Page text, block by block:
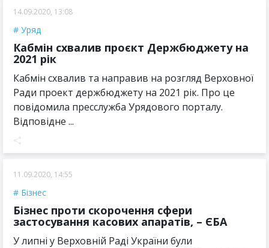
14.09.2020, 13:08
Уряд
Кабмін схвалив проєкт Держбюджету на
2021 рік
Кабмін схвалив та направив на розгляд Верховної
Ради проект держбюджету на 2021 рік. Про це
повідомила пресслужба Урядового порталу.
Відповідне ...
11.09.2020, 14:55
Бізнес
Бізнес проти скорочення сфери
застосування касових апаратів, – ЄБА
У липні у Верховній Раді України були